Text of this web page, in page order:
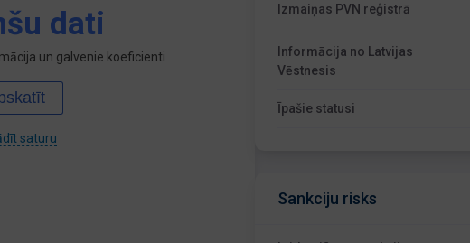
dati
un galvenie koeficienti
saturu
Izmaiņas PVN reģistrā
Informācija no Latvijas
Vēstnesis
Īpašie statusi
Sankciju risks